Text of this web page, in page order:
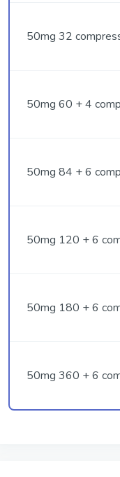
50mg 32
50mg 60 + 4
50mg 84 + 6
50mg 120 + 6
50mg 180 + 6
50mg 360 + 6